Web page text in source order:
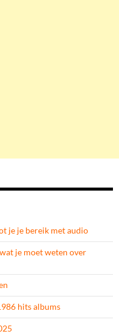
je je bereik met audio
je moet weten over
hits albums